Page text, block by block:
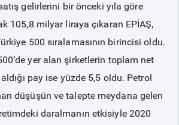
gelirlerini bir önceki yıla göre
105,8 milyar liraya çıkaran EPİAŞ,
500 sıralamasının birincisi oldu.
yer alan şirketlerin toplam net
pay ise yüzde 5,5 oldu. Petrol
düşüşün ve talepte meydana gelen
daralmanın etkisiyle 2020